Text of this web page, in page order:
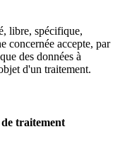
libre, spécifique,
concernée accepte, par
des données à
d'un traitement.
traitement